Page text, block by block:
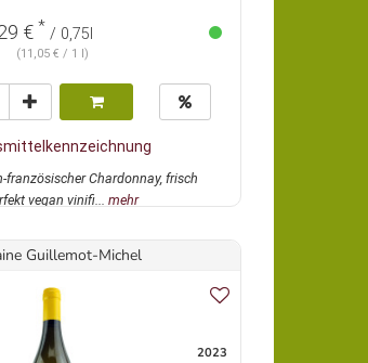
€ * / 0,75l
(11,05 € / 1 l)
französischer Chardonnay, frisch
vegan vinifi... mehr
Guillemot-Michel
2023